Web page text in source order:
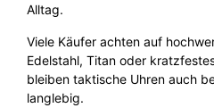
Alltag.
Viele Käufer achten auf
Edelstahl, Titan oder
bleiben taktische Uhren auch
langlebig.